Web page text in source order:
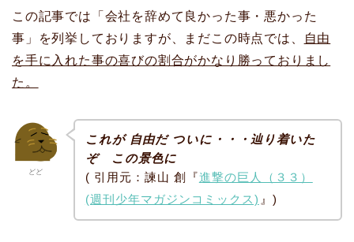
この記事では「会社を辞めて良かった事・悪かった
事」を列挙しておりますが、まだこの時点では、
自由
を手に入れた事の喜びの割合がかなり勝っておりまし
た。
どど
これが 自由だ ついに・・・辿り着いた
ぞ この景色に
( 引用元：諫山 創『進撃の巨人（３３）
(週刊少年マガジンコミックス) 』)